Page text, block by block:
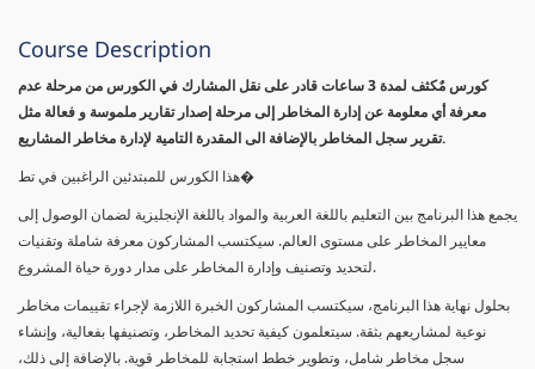
Course Description
كورس مٌكثف لمدة 3 ساعات قادر على نقل المشارك في الكورس من مرحلة عدم
معرفة أي معلومة عن إدارة المخاطر إلى مرحلة إصدار تقارير ملموسة و فعالة مثل
تقرير سجل المخاطر بالإضافة الى المقدرة التامية لإدارة مخاطر المشاريع.
هذا الكورس للمبتدئين الراغبين في تط�
يجمع هذا البرنامج بين التعليم باللغة العربية والمواد باللغة الإنجليزية لضمان الوصول إلى
معايير المخاطر على مستوى العالم. سيكتسب المشاركون معرفة شاملة وتقنيات
لتحديد وتصنيف وإدارة المخاطر على مدار دورة حياة المشروع.
بحلول نهاية هذا البرنامج، سيكتسب المشاركون الخبرة اللازمة لإجراء تقييمات مخاطر
نوعية لمشاريعهم بثقة. سيتعلمون كيفية تحديد المخاطر، وتصنيفها بفعالية، وإنشاء
سجل مخاطر شامل، وتطوير خطط استجابة للمخاطر قوية. بالإضافة إلى ذلك،